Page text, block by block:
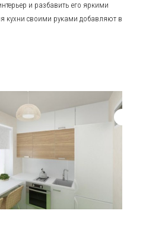
и разбавить его яркими
кухни своими руками добавляют в